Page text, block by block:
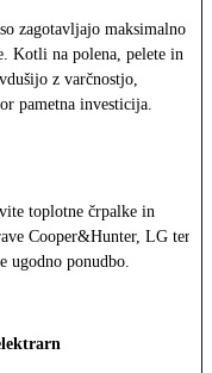
zagotavljajo maksimalno
Kotli na polena, pelete in
z varčnostjo,
pametna investicija.
toplotne črpalke in
Cooper&Hunter, LG ter
ugodno ponudbo.